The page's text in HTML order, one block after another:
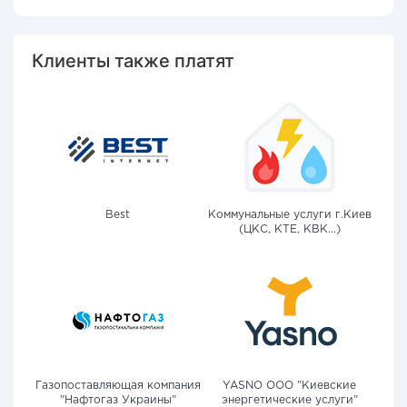
Клиенты также платят
Best
Коммунальные услуги г.Киев
(ЦКС, КТЕ, КВК...)
Газопоставляющая компания
"Нафтогаз Украины"
YASNO OOO "Киевские
энергетические услуги"